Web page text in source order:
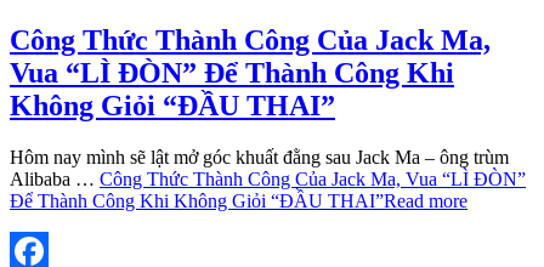
Công Thức Thành Công Của Jack Ma,
Vua “LÌ ĐÒN” Để Thành Công Khi
Không Giỏi “ĐẦU THAI”
Hôm nay mình sẽ lật mở góc khuất đằng sau Jack Ma – ông trùm
Alibaba … Công Thức Thành Công Của Jack Ma, Vua “LÌ ĐÒN”
Để Thành Công Khi Không Giỏi “ĐẦU THAI”Read more